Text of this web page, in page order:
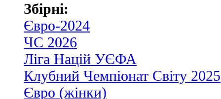
Збірні:
Євро-2024
ЧС 2026
Ліга Націй УЄФА
Клубний Чемпіонат Світу 2025
Євро (жінки)